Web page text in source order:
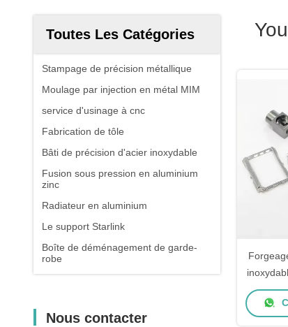
Toutes Les Catégories
Stampage de précision métallique
Moulage par injection en métal MIM
service d'usinage à cnc
Fabrication de tôle
Bâti de précision d'acier inoxydable
Fusion sous pression en aluminium
zinc
Radiateur en aluminium
Le support Starlink
Boîte de déménagement de garde-
robe
Nous contacter
Piston